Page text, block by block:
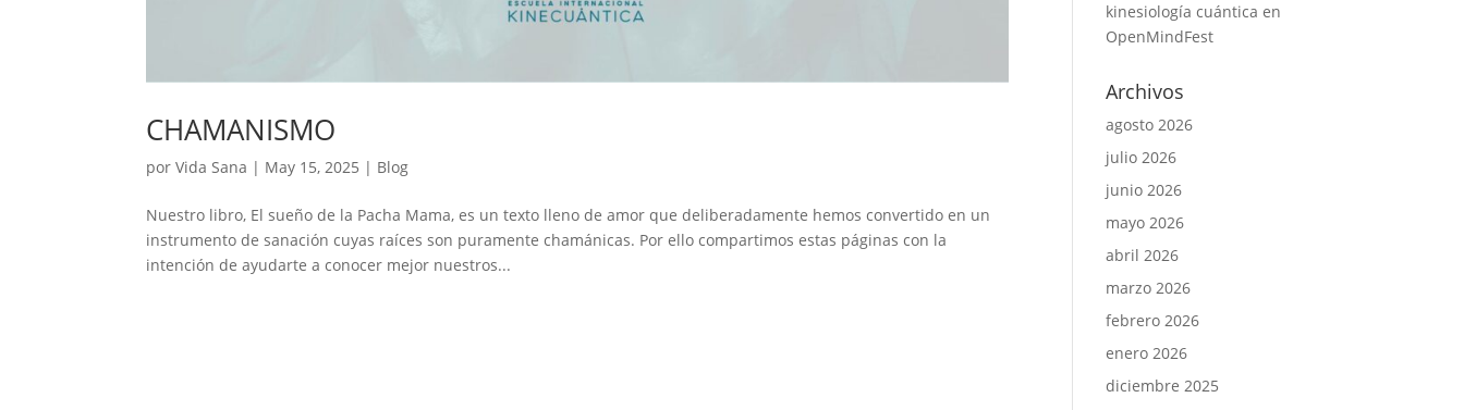
CHAMANISMO
porVida Sana | May 15, 2025 | Blog
Nuestro libro, El sueño de la Pacha Mama, es un texto lleno de amor que deliberadamente hemos convertido en un
instrumento de sanación cuyas raíces son puramente chamánicas. Por ello compartimos estas páginas con la
intención de ayudarte a conocer mejor nuestros...
kinesiología cuántica en
OpenMindFest
Archivos
agosto 2026
julio 2026
junio 2026
mayo 2026
abril 2026
marzo 2026
febrero 2026
enero 2026
diciembre 2025